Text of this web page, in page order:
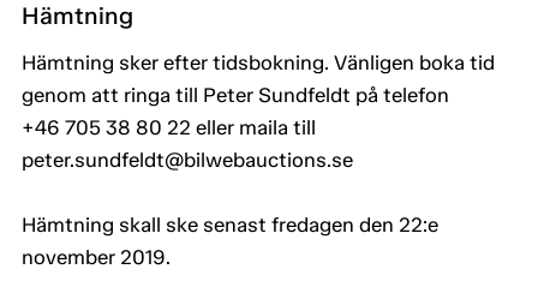
Hämtning
Hämtning sker efter tidsbokning. Vänligen boka tid
genom att ringa till Peter Sundfeldt på telefon
+46 705 38 80 22 eller maila till
peter.sundfeldt@bilwebauctions.se
Hämtning skall ske senast fredagen den 22:e
november 2019.